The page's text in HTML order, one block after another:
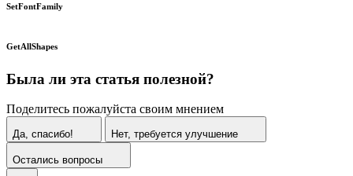
SetFontFamily
GetAllShapes
Была ли эта статья полезной?
Поделитесь пожалуйста своим мнением
Да, спасибо! Нет, требуется улучшение
Остались вопросы